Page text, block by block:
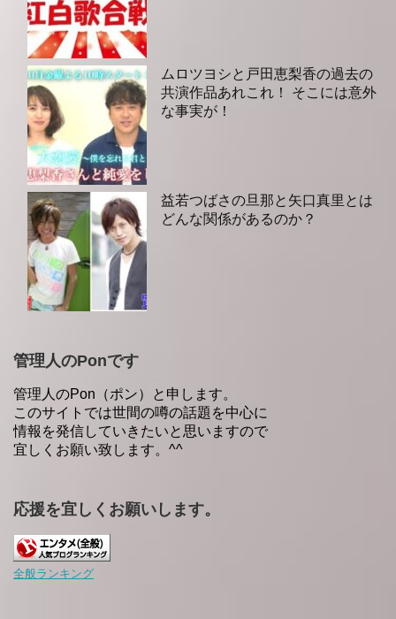
ムロツヨシと戸田恵梨香の過去の
共演作品あれこれ！ そこには意外
な事実が！
益若つばさの旦那と矢口真里とは
どんな関係があるのか？
管理人のPonです
管理人のPon（ポン）と申します。
このサイトでは世間の噂の話題を中心に
情報を発信していきたいと思いますので
宜しくお願い致します。^^
応援を宜しくお願いします。
全般ランキング